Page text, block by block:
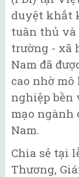
duyệt khắt
tuân thủ và
trường - xã
Nam đã
cao nhờ
nghiệp bền
mạo ngành
Nam.
Chia sẻ tại
Thương,